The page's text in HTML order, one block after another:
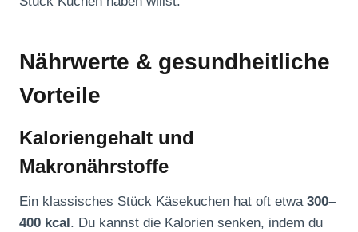
Nährwerte & gesundheitliche
Vorteile
Kaloriengehalt und
Makronährstoffe
Ein klassisches Stück Käsekuchen hat oft etwa 300–
400 kcal . Du kannst die Kalorien senken, indem du